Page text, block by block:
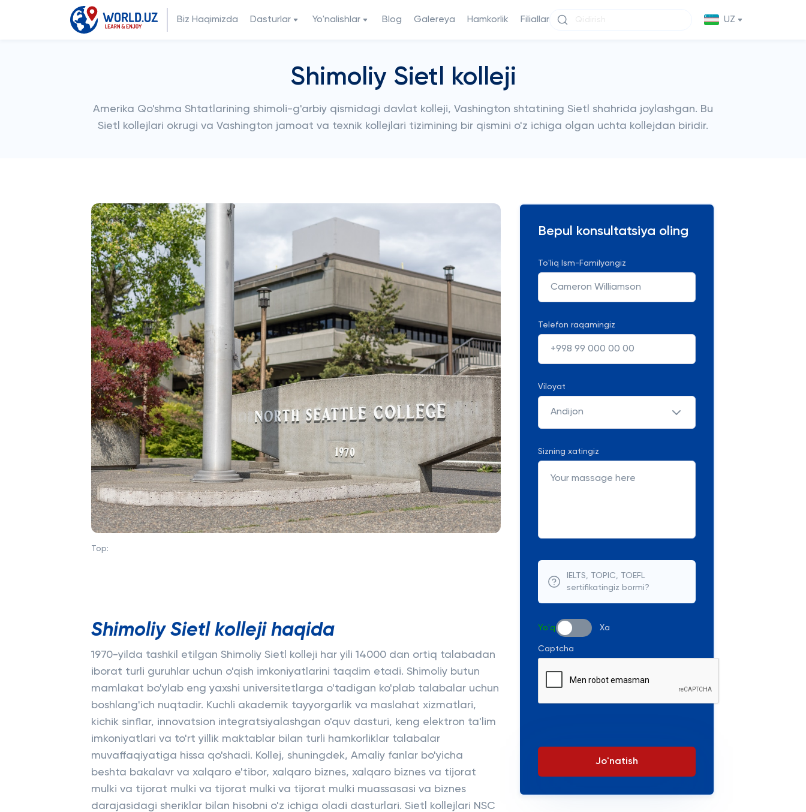
Biz Haqimizda Dasturlar Yo'nalishlar Blog Galereya Hamkorlik Filiallar UZ
Shimoliy Sietl kolleji
Amerika Qo'shma Shtatlarining shimoli-g'arbiy qismidagi davlat kolleji, Vashington shtatining Sietl shahrida joylashgan. Bu
Sietl kollejlari okrugi va Vashington jamoat va texnik kollejlari tizimining bir qismini o'z ichiga olgan uchta kollejdan biridir.
Top:
Shimoliy Sietl kolleji haqida
1970-yilda tashkil etilgan Shimoliy Sietl kolleji har yili 14000 dan ortiq talabadan
iborat turli guruhlar uchun o'qish imkoniyatlarini taqdim etadi. Shimoliy butun
mamlakat bo'ylab eng yaxshi universitetlarga o'tadigan ko'plab talabalar uchun
boshlang'ich nuqtadir. Kuchli akademik tayyorgarlik va maslahat xizmatlari,
kichik sinflar, innovatsion integratsiyalashgan o'quv dasturi, keng elektron ta'lim
imkoniyatlari va to'rt yillik maktablar bilan turli hamkorliklar talabalar
muvaffaqiyatiga hissa qo'shadi. Kollej, shuningdek, Amaliy fanlar bo'yicha
beshta bakalavr va xalqaro e'tibor, xalqaro biznes, xalqaro biznes va tijorat
mulki va tijorat mulki va tijorat mulki va tijorat mulki muassasasi va biznes
darajasidagi sheriklar bilan hisobni o'z ichiga oladi dasturlari. Sietl kollejlari NSC
Bepul konsultatsiya oling
To'liq Ism-Familyangiz
Telefon raqamingiz
Viloyat
Andijon
Sizning xatingiz
IELTS, TOPIC, TOEFL
sertifikatingiz bormi?
Yo'q Xa
Captcha
Jo'natish